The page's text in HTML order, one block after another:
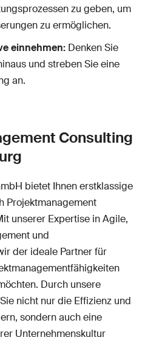
zu geben, um
zu ermöglichen.
einnehmen: Denken Sie
und streben Sie eine
an.
Consulting
bietet Ihnen erstklassige
Projektmanagement
unserer Expertise in Agile,
und
der ideale Partner für
Durch unsere
nicht nur die Effizienz und
sondern auch eine
Unternehmenskultur